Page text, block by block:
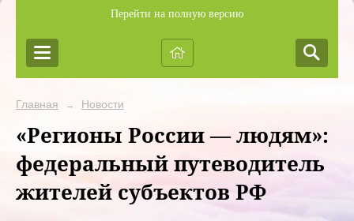
Перейти на полную версию
Главная → Новости
«Регионы России — людям»:
федеральный путеводитель
жителей субъектов РФ